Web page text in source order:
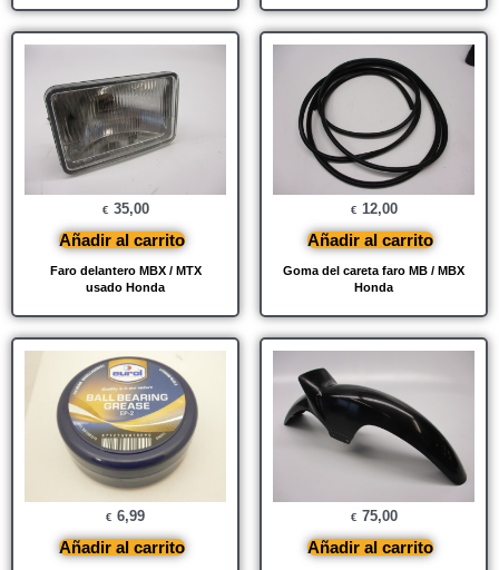
Faro delantero MBX / MTX
usado Honda
€ 35,00
Añadir al carrito
Goma del careta faro MB / MBX
Honda
€ 12,00
Añadir al carrito
€ 6,99
Añadir al carrito
€ 75,00
Añadir al carrito